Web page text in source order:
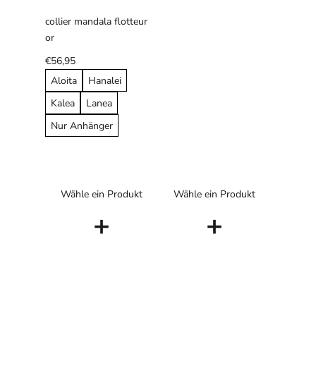
collier mandala flotteur
or
€56,95
Aloita
Hanalei
Kalea
Lanea
Nur Anhänger
Wähle ein Produkt
+
Wähle ein Produkt
+